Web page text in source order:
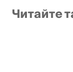
Читайте